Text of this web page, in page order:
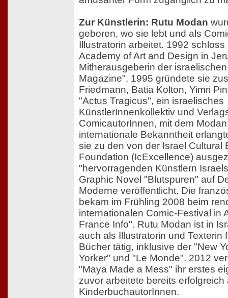
Zur Künstlerin: Rutu Modan
geboren, wo sie lebt und als
Illustratorin arbeitet. 1992
Academy of Art and Design in
Mitherausgeberin der
Magazine". 1995 gründete sie
Friedmann, Batia Kolton, Yimri
"Actus Tragicus", ein israelisches
KünstlerInnenkollektiv und
ComicautorInnen, mit dem
internationale Bekanntheit
sie zu den von der Israel Cultural
Foundation (IcExcellence)
"hervorragenden Künstlern
Graphic Novel "Blutspuren" auf
Moderne veröffentlicht. Die
bekam im Frühling 2008 beim
internationalen Comic-Festival in
France Info". Rutu Modan ist in
auch als Illustratorin und Texterin
Bücher tätig, inklusive der "New
Yorker" und "Le Monde". 2012
"Maya Made a Mess" ihr erstes
zuvor arbeitete bereits erfolgreich
KinderbuchautorInnen.